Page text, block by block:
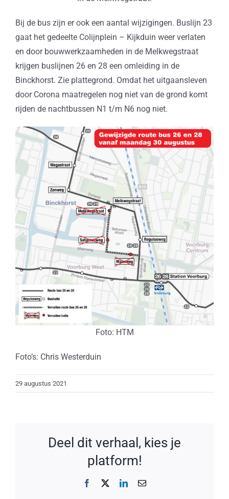
Bij de bus zijn er ook een aantal wijzigingen. Buslijn 23
gaat het gedeelte Colijnplein – Kijkduin weer verlaten
en door bouwwerkzaamheden in de Melkwegstraat
krijgen buslijnen 26 en 28 een omleiding in de
Binckhorst. Zie plattegrond. Omdat het uitgaansleven
door Corona maatregelen nog niet van de grond komt
rijden de nachtbussen N1 t/m N6 nog niet.
Foto: HTM
Foto’s: Chris Westerduin
29 augustus 2021
Deel dit verhaal, kies je
platform!
Facebook LinkedIn
E-